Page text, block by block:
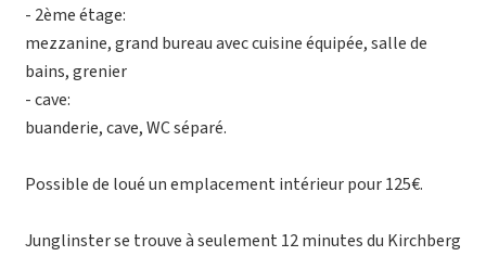
- 2ème étage:
mezzanine, grand bureau avec cuisine équipée, salle de
bains, grenier
- cave:
buanderie, cave, WC séparé.
Possible de loué un emplacement intérieur pour 125€.
Junglinster se trouve à seulement 12 minutes du Kirchberg